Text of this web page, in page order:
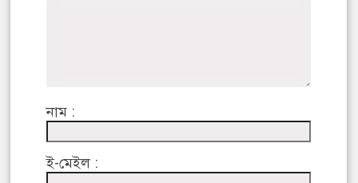
নাম :
ই-মেইল :